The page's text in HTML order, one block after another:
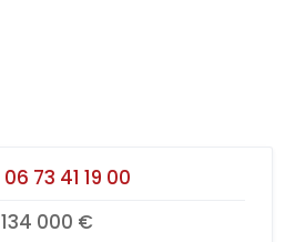
06 73 41 19 00
134 000 €